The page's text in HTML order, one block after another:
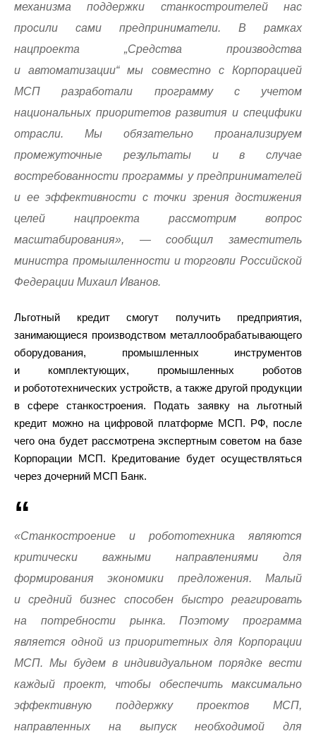
механизма поддержки станкостроителей нас
просили сами предприниматели. В рамках
нацпроекта „Средства производства
и автоматизации“ мы совместно с Корпорацией
МСП разработали программу с учетом
национальных приоритетов развития и специфики
отрасли. Мы обязательно проанализируем
промежуточные результаты и в случае
востребованности программы у предпринимателей
и ее эффективности с точки зрения достижения
целей нацпроекта рассмотрим вопрос
масштабирования», — сообщил заместитель
министра промышленности и торговли Российской
Федерации Михаил Иванов.
Льготный кредит смогут получить предприятия,
занимающиеся производством металлообрабатывающего
оборудования, промышленных инструментов
и комплектующих, промышленных роботов
и робототехнических устройств, а также другой продукции
в сфере станкостроения. Подать заявку на льготный
кредит можно на цифровой платформе МСП. РФ, после
чего она будет рассмотрена экспертным советом на базе
Корпорации МСП. Кредитование будет осуществляться
через дочерний МСП Банк.
«Станкостроение и робототехника являются
критически важными направлениями для
формирования экономики предложения. Малый
и средний бизнес способен быстро реагировать
на потребности рынка. Поэтому программа
является одной из приоритетных для Корпорации
МСП. Мы будем в индивидуальном порядке вести
каждый проект, чтобы обеспечить максимально
эффективную поддержку проектов МСП,
направленных на выпуск необходимой для